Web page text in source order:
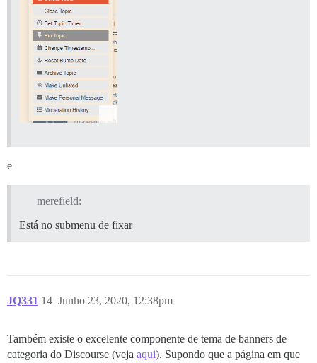
e
merefield:
Está no submenu de fixar
JQ331 Junho 23, 2020, 12:38pm
14
Também existe o excelente componente de tema de banners de
categoria do Discourse (veja aqui). Supondo que a página em que